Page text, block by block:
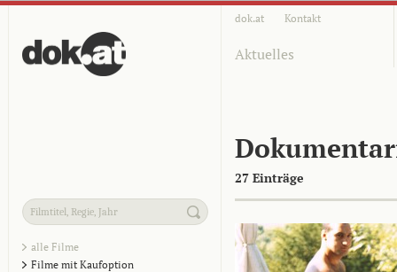
dok.at Kontakt
Aktuelles
27 Einträge
alle Filme
Filme mit Kaufoption